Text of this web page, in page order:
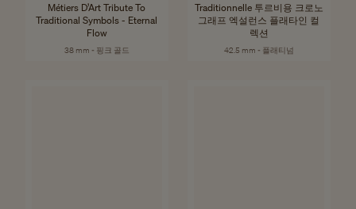
Métiers D’Art Tribute To
Traditional Symbols - Eternal
Flow
38 mm - 핑크 골드
Traditionnelle 투르비용 크로노
그래프 엑설런스 플래타인 컬
렉션
42.5 mm - 플래티넘